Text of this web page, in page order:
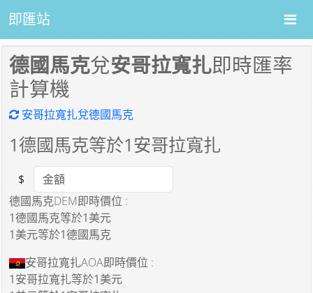
即匯站
德國馬克兌安哥拉寬扎即時匯率
計算機
安哥拉寬扎兌德國馬克
1德國馬克等於1安哥拉寬扎
Amount
$
德國馬克DEM即時價位 :
1德國馬克等於1美元
1美元等於1德國馬克
安哥拉寬扎AOA即時價位 :
1安哥拉寬扎等於1美元